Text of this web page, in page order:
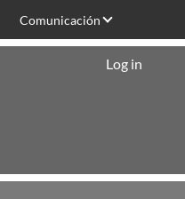
Comunicación
Log in